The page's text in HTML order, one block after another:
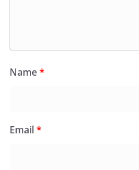
Name*
Email*